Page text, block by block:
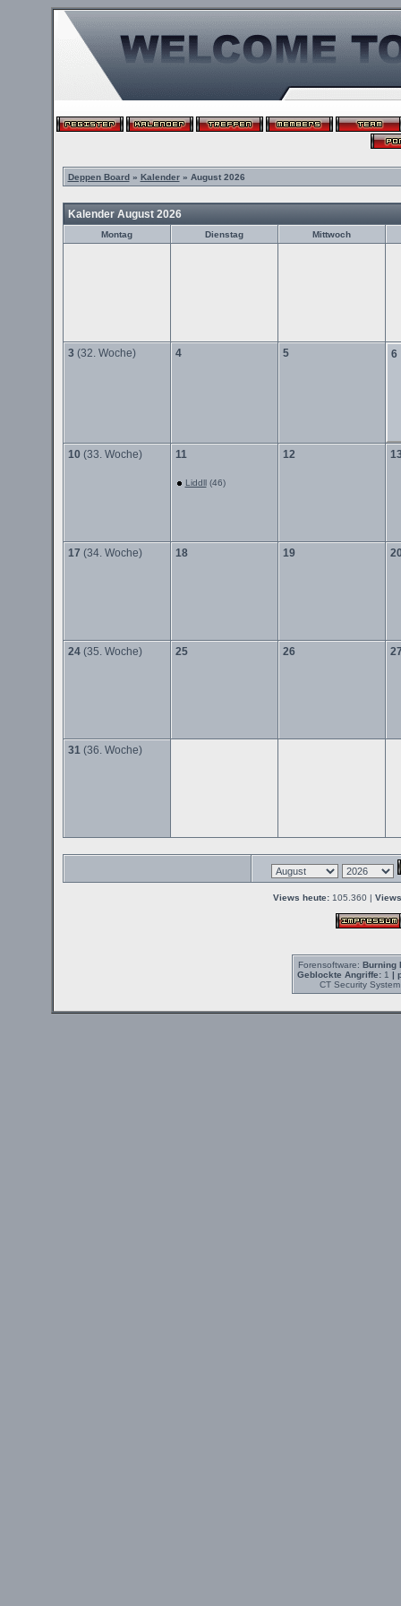
Deppen Board» Kalender» August 2026
Kalender August 2026
Montag Dienstag Mittwoch
3 (32. Woche) 4 5 6
10 (33. Woche) 11
Liddll(46)
12
17 (34. Woche) 18 19
24(35. Woche) 25 26
31(36. Woche)
Views heute:105.360 |
Forensoftware: Burning
Geblockte Angriffe:1 |
CT Security